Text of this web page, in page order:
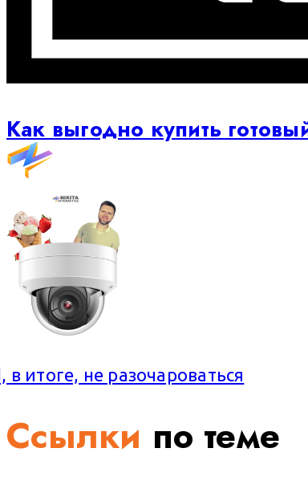
Как выгодно купить
в итоге, не разочароваться
Ссылки по теме